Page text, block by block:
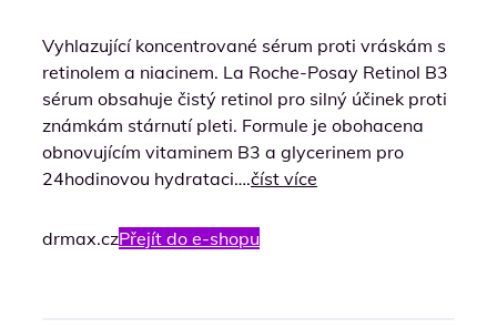
Vyhlazující koncentrované sérum proti vráskám s
retinolem a niacinem. La Roche-Posay Retinol B3
sérum obsahuje čistý retinol pro silný účinek proti
známkám stárnutí pleti. Formule je obohacena
obnovujícím vitaminem B3 a glycerinem pro
24hodinovou hydrataci….číst více
drmax.czPřejít do e-shopu